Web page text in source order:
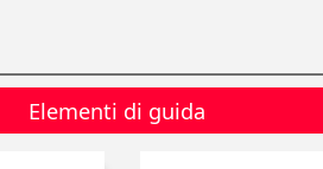
Elementi di guida